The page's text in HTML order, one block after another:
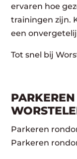
ervaren hoe
trainingen zijn.
een
Tot snel bij
Parkeren
Parkeren